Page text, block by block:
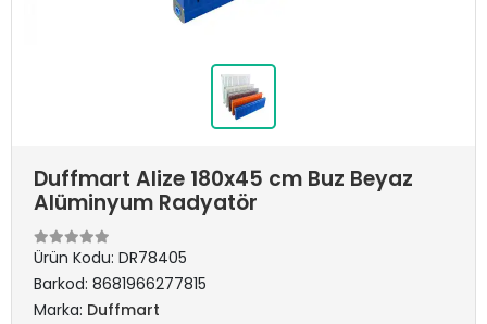
Duffmart Alize 180x45 cm Buz Beyaz
Alüminyum Radyatör
Ürün Kodu: DR78405
Barkod: 8681966277815
Marka: Duffmart